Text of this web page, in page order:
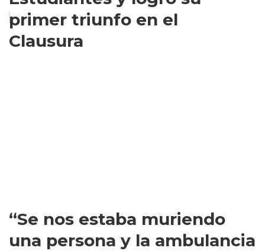
primer triunfo en el
Clausura
“Se nos estaba muriendo
una persona y la ambulancia